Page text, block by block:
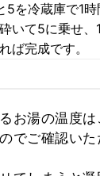
5を冷蔵庫で1
いて5に乗せ、
ば完成です。
お湯の温度
でご確認い